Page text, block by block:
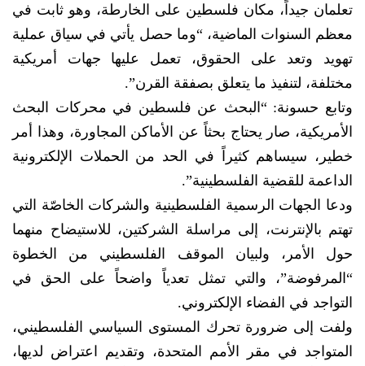
تعلمان جيداً، مكان فلسطين على الخارطة، وهو ثابت في
معظم السنوات الماضية، “وما حصل يأتي في سياق عملية
تهويد وتعد على الحقوق، تعمل عليها جهات أمريكية
مختلفة، لتنفيذ ما يتعلق بصفقة القرن”.
وتابع حسونة: “البحث عن فلسطين في محركات البحث
الأمريكية، صار يحتاج بحثاً عن الأماكن المجاورة، وهذا أمر
خطير، سيساهم كثيراً في الحد من الحملات الإلكترونية
الداعمة للقضية الفلسطينية”.
ودعا الجهات الرسمية الفلسطينية والشركات الخاصّة التي
تهتم بالإنترنت، إلى مراسلة الشركتين، للاستيضاح منهما
حول الأمر، ولبيان الموقف الفلسطيني من الخطوة
“المرفوضة”، والتي تمثل تعدياً واضحاً على الحق في
التواجد في الفضاء الإلكتروني.
ولفت إلى ضرورة تحرك المستوى السياسي الفلسطيني،
المتواجد في مقر الأمم المتحدة، وتقديم اعتراض لديها،